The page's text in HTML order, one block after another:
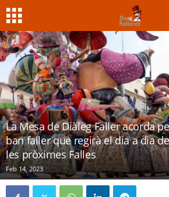
La Mesa de Diàleg Faller acorda
ban faller que regirà el dia a dia
les pròximes Falles
Feb 14, 2023